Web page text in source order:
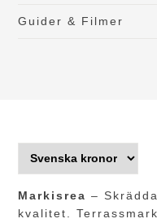
Guider & Filmer
Markisrea –
kvalitet.